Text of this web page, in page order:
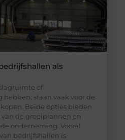
als
of
staan vaak voor de
Beide opties bieden
de groeiplannen en
onderneming. Vooral
bedrijfshallen is